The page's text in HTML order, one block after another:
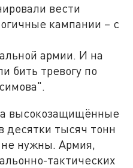
вести
кампании – с
армии. И на
бить тревогу по
высокозащищённые
десятки тысяч тонн
нужны. Армия,
тактических